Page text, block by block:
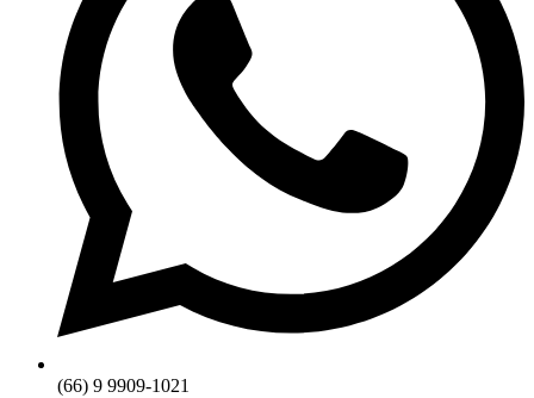
(66) 9 9909-1021